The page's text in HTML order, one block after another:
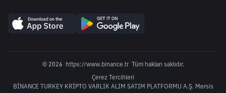
© 2026 https://www.binance.tr Tüm hakları saklıdır.
Çerez Tercihleri
BİNANCE TURKEY KRİPTO VARLIK ALIM SATIM PLATFORMU A.Ş. Mersis